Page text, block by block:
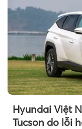
Hyundai Việt
Tucson do lỗi